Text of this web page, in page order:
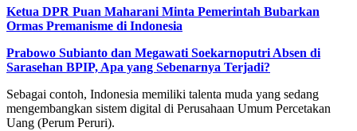
Ketua DPR Puan Maharani Minta Pemerintah Bubarkan
Ormas Premanisme di Indonesia
Prabowo Subianto dan Megawati Soekarnoputri Absen di
Sarasehan BPIP, Apa yang Sebenarnya Terjadi?
Sebagai contoh, Indonesia memiliki talenta muda yang sedang
mengembangkan sistem digital di Perusahaan Umum Percetakan
Uang (Perum Peruri).